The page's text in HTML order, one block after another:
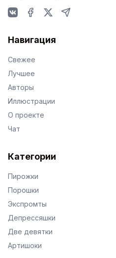
Навигация
Свежее
Лучшее
Авторы
Иллюстрации
О проекте
Чат
Категории
Пирожки
Порошки
Экспромты
Депрессяшки
Две девятки
Артишоки